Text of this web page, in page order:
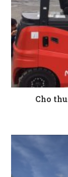
Cho